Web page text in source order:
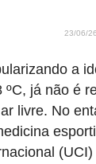
23/06/
a
já não é
livre. No
(UCI)